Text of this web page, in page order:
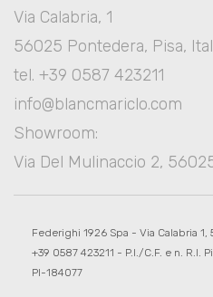
Via Calabria, 1
56025 Pontedera, Pisa,
tel. +39 0587 423211
info@blancmariclo.com
Showroom:
Via Del Mulinaccio 2,
Federighi 1926 Spa - Via Calabria
+39 0587 423211 - P.I./C.F. e n. R.I.
PI-184077